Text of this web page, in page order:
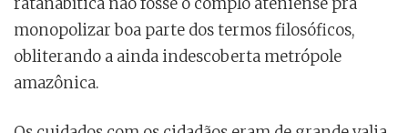
monopolizar boa parte dos termos filosóficos,
obliterando a ainda indescoberta metrópole
amazônica.